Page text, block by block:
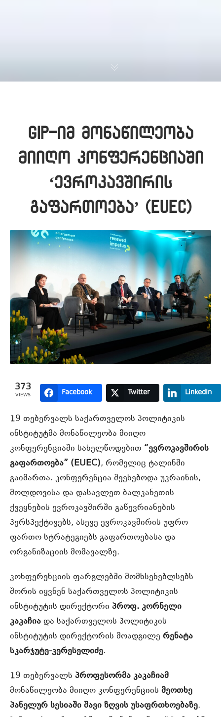
GIP-იმ მონაწილეობა
მიიღო კონფერენციაში
‘ევროკავშირის
გაფართოება’ (EUEC)
373
VIEWS Facebook Twitter LinkedIn
19 თებერვალს საქართველოს პოლიტიკის
ინსტიტუტმა მონაწილეობა მიიღო
კონფერენციაში სახელწოდებით “ევროკავშირის
გაფართოება” (EUEC), რომელიც ტალინში
გაიმართა. კონფერენცია შეეხებოდა უკრაინის,
მოლდოვისა და დასავლეთ ბალკანეთის
ქვეყნების ევროკავშირში გაწევრიანების
პერსპექტივებს, ასევე ევროკავშირის უფრო
ფართო სტრატეგიებს გაფართოებასა და
ორგანიზაციის მომავალზე.
კონფერენციის ფარგლებში მომხსენებლსებს
შორის იყვნენ საქართველოს პოლიტიკის
ინსტიტუტის დირექტორი პროფ. კორნელი
კაკაჩიადა საქართველოს პოლიტიკის
ინსტიტუტის დირექტორის მოადგილე რენატა
სკარჯუტე-კერესელიძე.
19 თებერვალს პროფესორმა კაკაჩიამ
მონაწილეობა მიიღო კონფერენციის მეოთხე
პანელურ სესიაში შავი ზღვის უსაფრთხოებაზე.